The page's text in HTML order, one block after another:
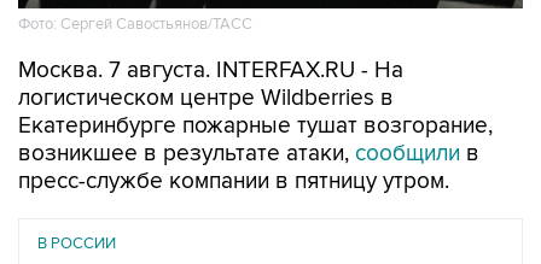
Фото: Сергей Савостьянов/ТАСС
Москва. 7 августа. INTERFAX.RU - На
логистическом центре Wildberries в
Екатеринбурге пожарные тушат возгорание,
возникшее в результате атаки, сообщили в
пресс-службе компании в пятницу утром.
В РОССИИ